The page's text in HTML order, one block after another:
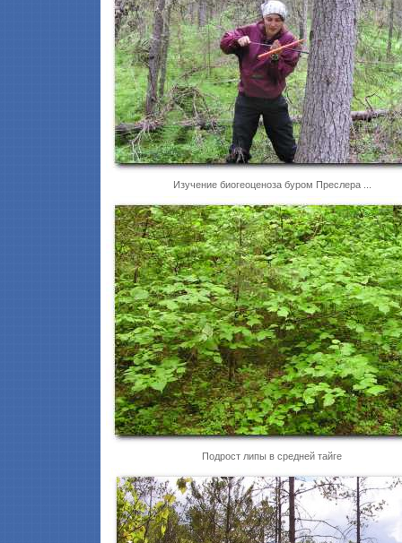
Изучение биогеоценоза буром Преслера ...
Подрост липы в средней тайге